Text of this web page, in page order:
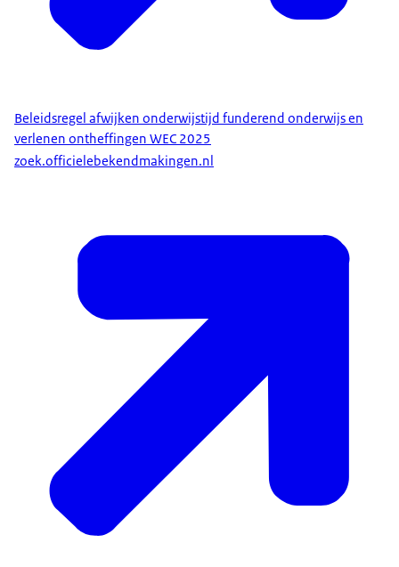
Beleidsregel afwijken onderwijstijd funderend onderwijs en
verlenen ontheffingen WEC 2025
zoek.officielebekendmakingen.nl